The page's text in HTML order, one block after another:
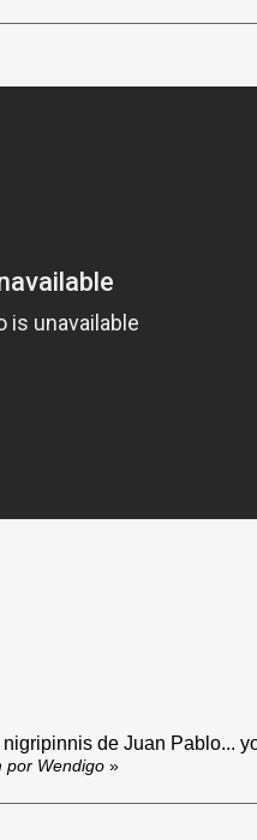
de Juan Pablo...
por Wendigo »